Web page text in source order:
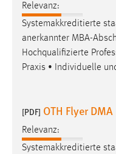
Relevanz:
Systemakkreditierte
anerkannter MBA-
Hochqualifizierte
Praxis • Individuelle
[PDF] OTH Flyer DMA
Relevanz:
Systemakkreditierte